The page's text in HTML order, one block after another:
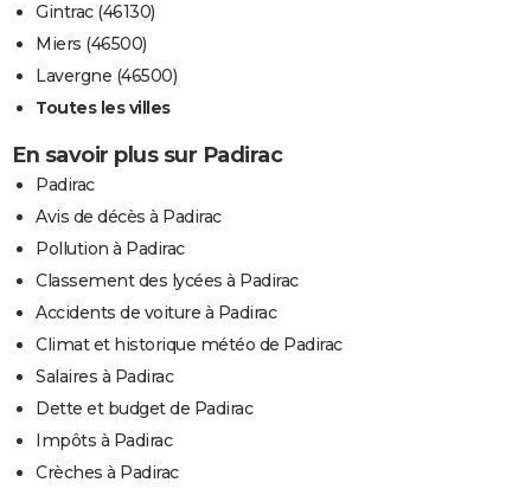
Gintrac (46130)
Miers (46500)
Lavergne (46500)
Toutes les villes
En savoir plus sur Padirac
Padirac
Avis de décès à Padirac
Pollution à Padirac
Classement des lycées à Padirac
Accidents de voiture à Padirac
Climat et historique météo de Padirac
Salaires à Padirac
Dette et budget de Padirac
Impôts à Padirac
Crèches à Padirac